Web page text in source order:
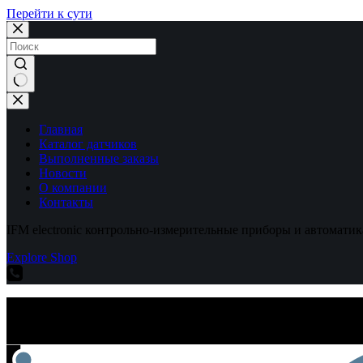
Перейти к сути
Ничего
не
найденоГлавная
Каталог датчиков
Выполненные заказы
Новости
О компании
Контакты
IFM electronic контрольно-измерительные приборы и
Explore Shop